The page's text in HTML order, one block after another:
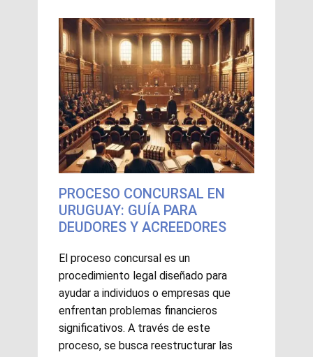
PROCESO CONCURSAL EN
URUGUAY: GUÍA PARA
DEUDORES Y ACREEDORES
El proceso concursal es un
procedimiento legal diseñado para
ayudar a individuos o empresas que
enfrentan problemas financieros
significativos. A través de este
proceso, se busca reestructurar las